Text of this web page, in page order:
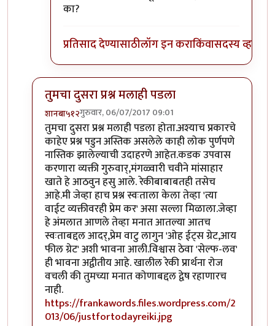
का?
प्रतिसाद देण्यासाठीलॉग इन कराकिंवासदस्य व्हा
तुमचा दुसरा प्रश्न मलाही पडला
शानबा५१२गुरुवार, 06/07/2017 09:01
In reply toऐकलं आहे हे रेकी प्रकरण. पणbyज्योति अळवणी
तुमचा दुसरा प्रश्न मलाही पडला होता.अश्याच प्रकारचे
काहेए प्रश्न पडुन अस्तिक असलेले काही लोक पुर्णपणे
नास्तिक झालेल्याची उदाहरणे आहेत.कडक उपवास
करणारा व्यक्ती गुरुवार्,मंगळ्वारी चवीने मांसाहार
खाते हे आठवुन हसु आले. रेकीबाबाबतही तसेच
आहे.मी जेव्हा हाच प्रश्न स्वःताला केला तेव्हा 'त्या
वाईट व्यक्तीवरही प्रेम कर' असा सल्ला मिळाला.जेव्हा
हे अंमलात आणले तेव्हा मनात आतल्या आतच
स्वःताबद्दल आदर्,प्रेम वाटु लागुन 'ओह ईट्स ग्रेट,आय
फील ग्रेट' अशी भावना आली.विश्वास ठेवा 'सेल्फ-लव'
ही भावना अद्वीतीय आहे. खालील रेकी प्रार्थना रोज
वचली की तुमच्या मनात कोणाबद्दल द्वेष रहाणारच
नाही.
https://frankawords.files.wordpress.com/2
013/06/justfortodayreiki.jpg